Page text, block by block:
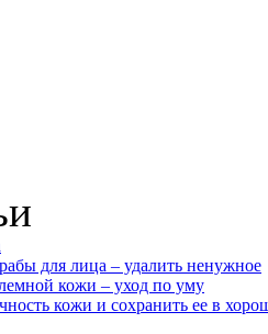
для лица – удалить ненужное
кожи – уход по уму
кожи и сохранить ее в